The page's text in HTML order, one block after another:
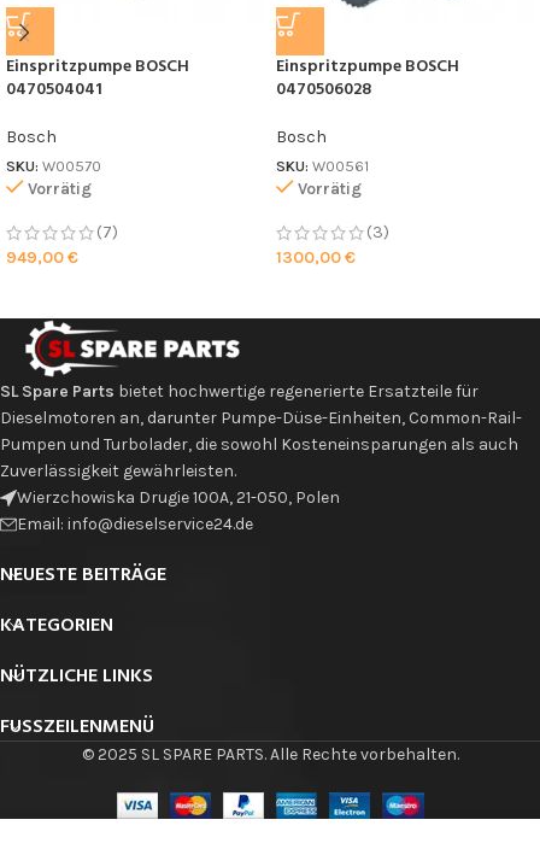
Einspritzpumpe BOSCH
0470504041
Bosch
SKU: W00570
Vorrätig
(7)
949,00€
Einspritzpumpe BOSCH
0470506028
Bosch
SKU: W00561
Vorrätig
(3)
1300,00€
SL Spare Parts bietet hochwertige regenerierte Ersatzteile für
Dieselmotoren an, darunter Pumpe-Düse-Einheiten, Common-Rail-
Pumpen und Turbolader, die sowohl Kosteneinsparungen als auch
Zuverlässigkeit gewährleisten.
Wierzchowiska Drugie 100A, 21-050, Polen
Email: info@dieselservice24.de
NEUESTE BEITRÄGE
KATEGORIEN
NÜTZLICHE LINKS
FUSSZEILENMENÜ
© 2025 SL SPARE PARTS. Alle Rechte vorbehalten.